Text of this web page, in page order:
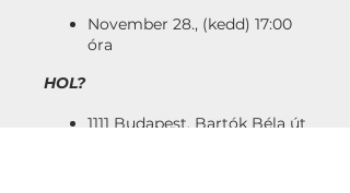
November 28., (kedd) 17:00
óra
HOL?
1111 Budapest, Bartók Béla út